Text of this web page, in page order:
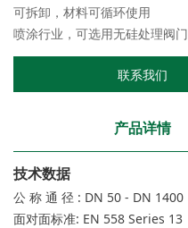
可拆卸，材料可循环使用
喷涂行业，可选用无硅处理阀门
联系我们
产品详情
技术数据
公 称 通 径 : DN 50 - DN 1400
面对面标准: EN 558 Series 13